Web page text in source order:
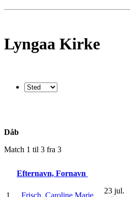
Lyngaa Kirke
Dåb
Match 1 til 3 fra 3
Efternavn, Fornavn
1
Frisch, Caroline Marie
23 jul.